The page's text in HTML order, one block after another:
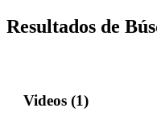
Resultados de
Videos (1)